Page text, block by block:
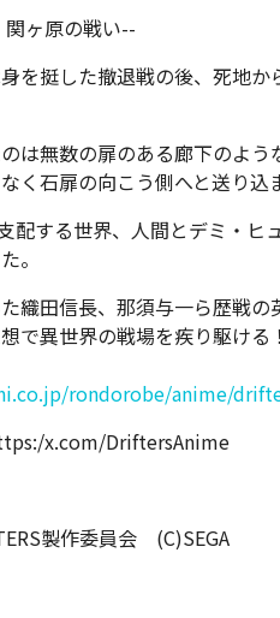
ヶ原の戦い--
を挺した撤退戦の後、死地か
は無数の扉のある廊下のよ
く石扉の向こう側へと送り込
配する世界、人間とデミ・ヒ
。
織田信長、那須与一ら歴戦の
で異世界の戦場を疾り駆ける
rondorobe/anime/
x.com/DriftersAnime
製作委員会 (C)SEGA